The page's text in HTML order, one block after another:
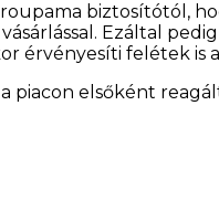
biztosítótól,
Ezáltal
érvényesíti felétek is
piacon elsőként